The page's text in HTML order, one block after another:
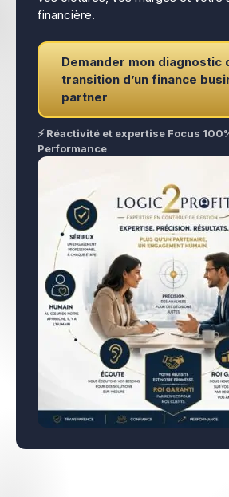
financière.
Demander mon diagnostic
transition d’un finance
partner
⚡ Réactivité et expertise Focus
Performance